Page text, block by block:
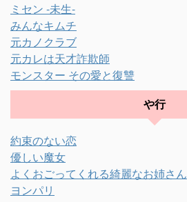
ミセン -未生-
みんなキムチ
元カノクラブ
元カレは天才詐欺師
モンスター その愛と復讐
や行
約束のない恋
優しい魔女
よくおごってくれる綺麗なお姉さん
ヨンパリ